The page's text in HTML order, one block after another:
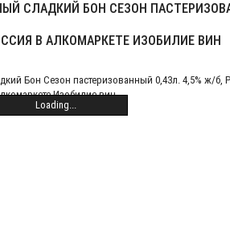
СЛАДКИЙ БОН СЕЗОН
В АЛКОМАРКЕТЕ ИЗОБИЛИЕ ВИН
Loading...